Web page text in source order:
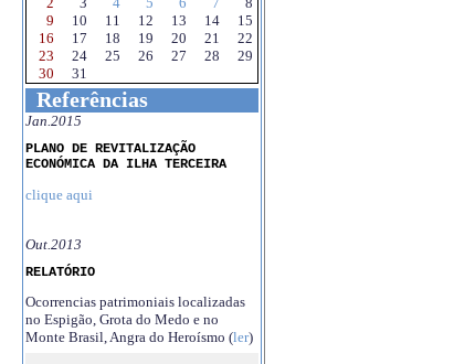
9
10 11 12 13 14
15
16
17 18 19 20 21
22
23
24 25 26 27 28
29
30
31
Referências
Jan.2015
PLANO DE REVITALIZAÇÃO
ECONÓMICA DA ILHA TERCEIRA
clique aqui
Out.2013
RELATÓRIO
Ocorrencias patrimoniais localizadas
no Espigão, Grota do Medo e no
Monte Brasil, Angra do Heroísmo (ler)